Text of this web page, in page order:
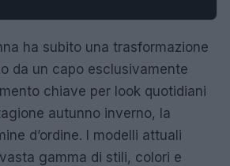
ha subito una trasformazione
da un capo esclusivamente
chiave per look quotidiani
autunno inverno, la
d’ordine. I modelli attuali
gamma di stili, colori e